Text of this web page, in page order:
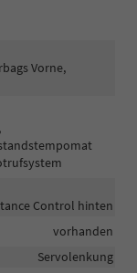
Vorne,
Control hinten
vorhanden
Servolenkung